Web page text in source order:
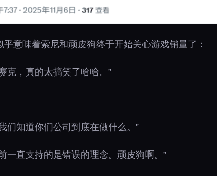
意味着索尼和顽皮狗终于开始关心游戏销量了：
克，真的太搞笑了哈哈。”
们知道你们公司到底在做什么。”
一直支持的是错误的理念。顽皮狗啊。”